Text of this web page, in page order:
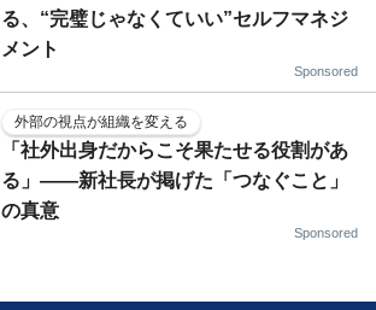
る、“完璧じゃなくていい”セルフマネジ
メント
Sponsored
外部の視点が組織を変える
「社外出身だからこそ果たせる役割があ
る」――新社長が掲げた「つなぐこと」
の真意
Sponsored